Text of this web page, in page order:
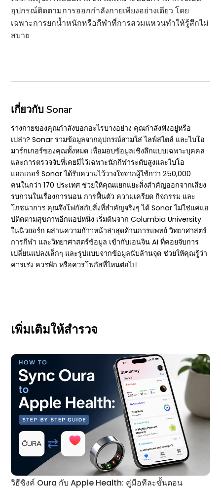
อุปกรณ์ติดตามการออกกำลังกายเพียงอย่างเดียว โดย
เฉพาะการยกน้ำหนักหรือกีฬาที่การสวมแหวนทำให้รู้สึกไม่
สบาย
เกี่ยวกับ Sonar
ร่างกายของคุณกำลังบอกอะไรบางอย่าง คุณกำลังฟังอยู่หรือ
เปล่า? Sonar รวมข้อมูลจากอุปกรณ์สวมใส่ ไลฟ์สไตล์ และไบโอ
มาร์กเกอร์ของคุณทั้งหมด เพื่อมอบข้อมูลเชิงลึกแบบเฉพาะบุคคล
และการตรวจจับที่เคยมีไว้เฉพาะนักกีฬาระดับสูงและไบโอ
แฮกเกอร์ Sonar ได้รับความไว้วางใจจากผู้ใช้กว่า 250,000
คนในกว่า 170 ประเทศ ช่วยให้คุณแยกแยะสิ่งสำคัญออกจากเสียง
รบกวนในเรื่องการนอน การฟื้นตัว ความเครียด กิจกรรม และ
โภชนาการ คุณจึงโฟกัสกับสิ่งที่สำคัญจริงๆ ได้ Sonar ไม่ใช่แค่แอ
ปติดตามสุขภาพอีกแอปหนึ่ง เริ่มต้นจาก Columbia University
ในนิวยอร์ก ผสานความก้าวหน้าล่าสุดด้านการแพทย์ วิทยาศาสตร์
การกีฬา และวิทยาศาสตร์ข้อมูล เข้ากับเอนจิน AI ที่คอยจับการ
เปลี่ยนแปลงเล็กๆ และรูปแบบจากข้อมูลนับล้านจุด ช่วยให้คุณรู้ว่า
ควรเร่ง ควรพัก หรือควรโฟกัสที่ไหนต่อไป
เพิ่มเติมให้สำรวจ
วิธีซิงค์ Oura กับ Apple Health: คู่มือทีละขั้นตอน